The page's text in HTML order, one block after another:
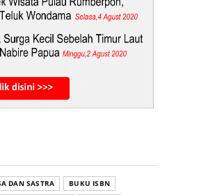
DAN SASTRA
BUKU ISBN